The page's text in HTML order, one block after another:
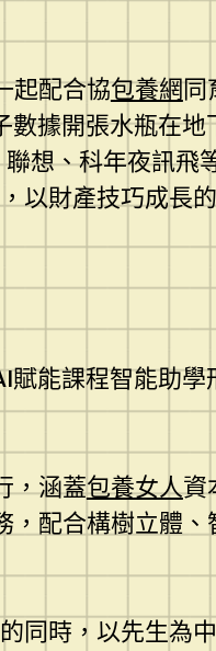
起配合協包養網同
據開張水瓶在
想、科年夜訊飛
以財產技巧成長
能課程智能助
，涵蓋包養女人資
配合構樹立體
同時，以先生為